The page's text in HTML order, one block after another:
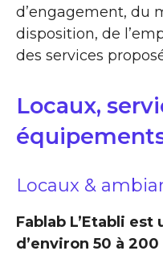
d’engagement, du
disposition, de
des services
Locaux,
Locaux &
Fablab L’Etabli
d’environ 50 à 200